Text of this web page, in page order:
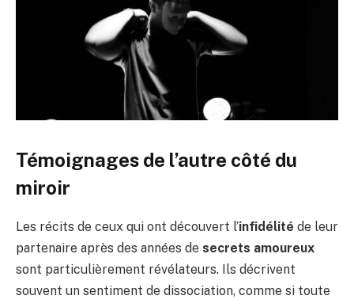
Témoignages de l’autre côté du
miroir
Les récits de ceux qui ont découvert l’infidélité de leur
partenaire après des années de secrets amoureux
sont particulièrement révélateurs. Ils décrivent
souvent un sentiment de dissociation, comme si toute